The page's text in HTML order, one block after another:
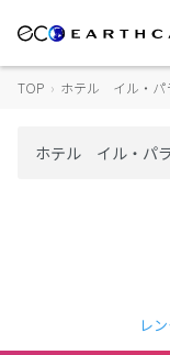
TOP › ホテル イル・パ
レ